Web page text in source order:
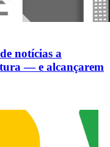
notícias a
— e alcançarem